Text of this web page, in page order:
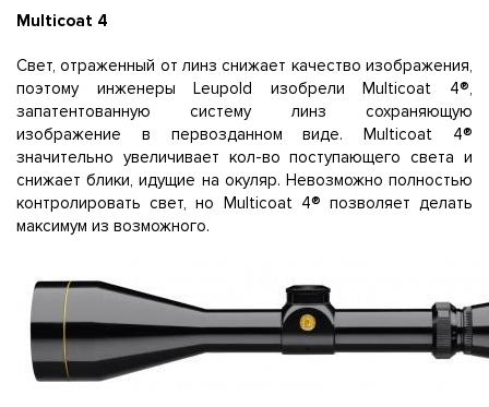
Multicoat 4
Свет, отраженный от линз снижает качество изображения,
поэтому инженеры Leupold изобрели Multicoat 4®,
запатентованную систему линз сохраняющую
изображение в первозданном виде. Multicoat 4®
значительно увеличивает кол-во поступающего света и
снижает блики, идущие на окуляр. Невозможно полностью
контролировать свет, но Multicoat 4® позволяет делать
максимум из возможного.